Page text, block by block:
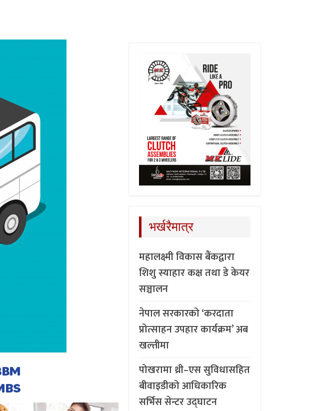
भर्खरैमात्र
महालक्ष्मी विकास बैंकद्वारा
शिशु स्याहार कक्ष तथा डे केयर
सञ्चालन
नेपाल सरकारको ‘करदाता
प्रोत्साहन उपहार कार्यक्रम’ अब
खल्तीमा
पोखरामा थ्री–एस सुविधासहित
बीवाइडीको आधिकारिक
सर्भिस सेन्टर उद्घाटन